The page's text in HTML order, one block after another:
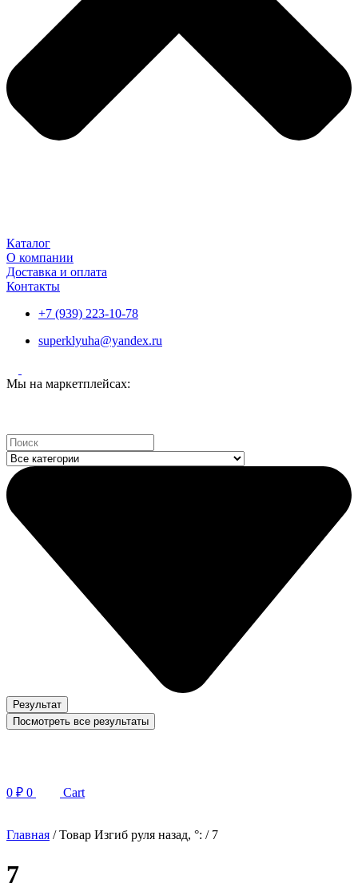
Каталог
О компании
Доставка и оплата
Контакты
+7 (939) 223-10-78
superklyuha@yandex.ru
Мы на маркетплейсах:
Search
...
Результат
Посмотреть все результаты
0 ₽ 0 Cart
Главная / Товар Изгиб руля назад, °: / 7
7